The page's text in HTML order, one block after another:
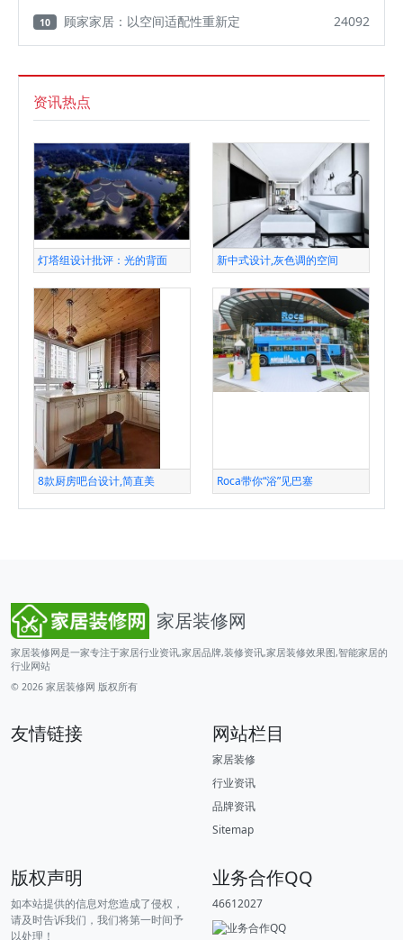
10 顾家家居：以空间适配性重新定 24092
资讯热点
灯塔组设计批评：光的背面 新中式设计,灰色调的空间
8款厨房吧台设计,简直美 Roca带你“浴”见巴塞
家居装修网
家居装修网是一家专注于家居行业资讯,家居品牌,装修资讯,家居装修效果图,智能家居的
行业网站
© 2026 家居装修网 版权所有
友情链接 网站栏目
家居装修
行业资讯
品牌资讯
Sitemap
版权声明
如本站提供的信息对您造成了侵权，
请及时告诉我们，我们将第一时间予
以处理！
业务合作QQ
46612027